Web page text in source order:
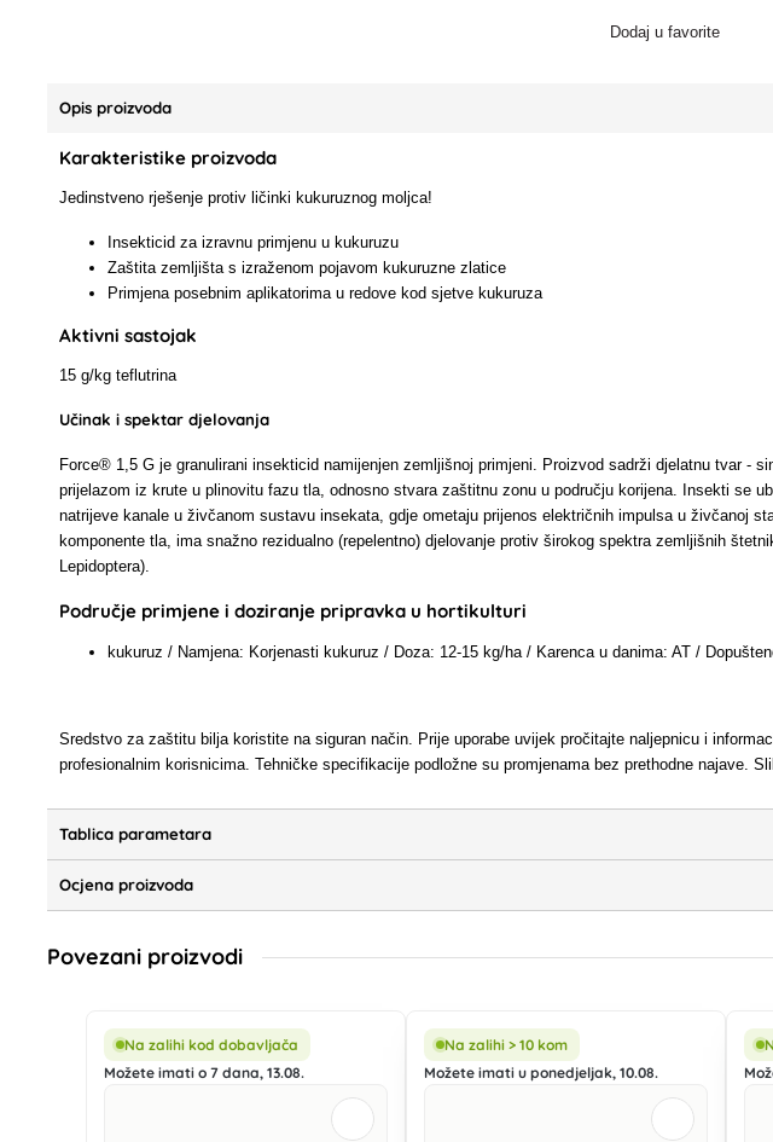
Dodaj u favorite
Opis proizvoda
Karakteristike proizvoda
Jedinstveno rješenje protiv ličinki kukuruznog moljca!
Insekticid za izravnu primjenu u kukuruzu
Zaštita zemljišta s izraženom pojavom kukuruzne zlatice
Primjena posebnim aplikatorima u redove kod sjetve kukuruza
Aktivni sastojak
15 g/kg teflutrina
Učinak i spektar djelovanja
Force® 1,5 G je granulirani insekticid namijenjen zemljišnoj primjeni. Proizvod sadrži djelatnu tvar -
prijelazom iz krute u plinovitu fazu tla, odnosno stvara zaštitnu zonu u području korijena. Insekti se
natrijeve kanale u živčanom sustavu insekata, gdje ometaju prijenos električnih impulsa u živčanoj
komponente tla, ima snažno rezidualno (repelentno) djelovanje protiv širokog spektra zemljišnih
Lepidoptera).
Područje primjene i doziranje pripravka u hortikulturi
kukuruz / Namjena: Korjenasti kukuruz / Doza: 12-15 kg/ha / Karenca u danima: AT /
Sredstvo za zaštitu bilja koristite na siguran način. Prije uporabe uvijek pročitajte naljepnicu i
profesionalnim korisnicima. Tehničke specifikacije podložne su promjenama bez prethodne najave.
Tablica parametara
Ocjena proizvoda
Povezani proizvodi
Na zalihi kod dobavljača
Možete imati o 7 dana, 13.08.
Na zalihi > 10 kom
Možete imati u ponedjeljak, 10.08.